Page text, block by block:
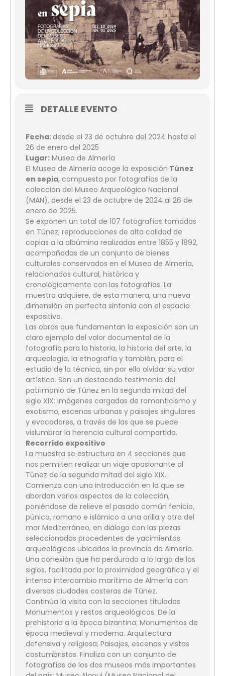
DETALLE EVENTO
Fecha: desde el 23 de octubre del 2024 hasta el
26 de enero del 2025
Lugar: Museo de Almería
El Museo de Almería acoge la exposición Túnez
en sepia, compuesta por fotografías de la
colección del Museo Arqueológico Nacional
(MAN), desde el 23 de octubre de 2024 al 26 de
enero de 2025.
Se exponen un total de 107 fotografías tomadas
en Túnez, reproducciones de alta calidad de
copias a la albúmina realizadas entre 1855 y 1892,
acompañadas de un conjunto de bienes
culturales conservados en el Museo de Almería,
relacionados cultural, histórica y
cronológicamente con las fotografías. La
muestra adquiere, de esta manera, una nueva
dimensión en perfecta sintonía con el espacio
expositivo.
Las obras que fundamentan la exposición son un
claro ejemplo del valor documental de la
fotografía para la historia, la historia del arte, la
arqueología, la etnografía y también, para el
estudio de la técnica, sin por ello olvidar su valor
artístico. Son un destacado testimonio del
patrimonio de Túnez en la segunda mitad del
siglo XIX: imágenes cargadas de romanticismo y
exotismo, escenas urbanas y paisajes singulares
y evocadores, a través de las que se puede
vislumbrar la herencia cultural compartida.
Recorrido expositivo
La muestra se estructura en 4 secciones que
nos permiten realizar un viaje apasionante al
Túnez de la segunda mitad del siglo XIX.
Comienza con una introducción en la que se
abordan varios aspectos de la colección,
poniéndose de relieve el pasado común fenicio,
púnico, romano e islámico a una orilla y otra del
mar Mediterráneo, en diálogo con las piezas
seleccionadas procedentes de yacimientos
arqueológicos ubicados la provincia de Almería.
Una conexión que ha perdurado a lo largo de los
siglos, facilitada por la proximidad geográfica y el
intenso intercambio marítimo de Almería con
diversas ciudades costeras de Túnez.
Continúa la visita con la secciones tituladas
Monumentos y restos arqueológicos. De la
prehistoria a la época bizantina; Monumentos de
época medieval y moderna. Arquitectura
defensiva y religiosa; Paisajes, escenas y vistas
costumbristas. Finaliza con un conjunto de
fotografías de los dos museos más importantes